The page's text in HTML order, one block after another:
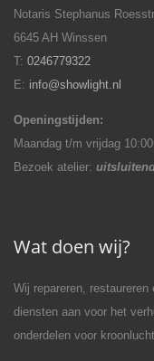
Notaris Stephanus
6645 AH Winssen
T:0246779322
E: info@showlight.nl
Openingstijden:
Maandag t/m vrijdag
Bezoek atelier:
Wat doen wij?
Wij repareren,
diensten aan voor het
onderdelen voor